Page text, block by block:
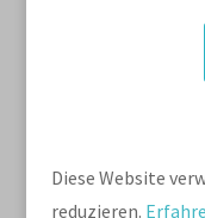
Diese Website
reduzieren.